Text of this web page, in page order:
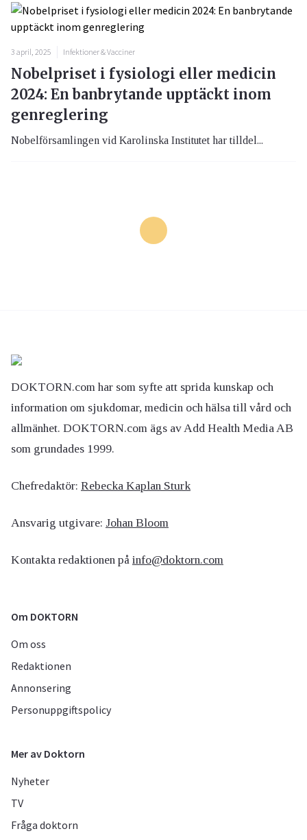
3 april, 2025 Infektioner & Vacciner
Nobelpriset i fysiologi eller medicin
2024: En banbrytande upptäckt inom
genreglering
Nobelförsamlingen vid Karolinska Institutet har tilldel...
DOKTORN.com har som syfte att sprida kunskap och
information om sjukdomar, medicin och hälsa till vård och
allmänhet. DOKTORN.com ägs av Add Health Media AB
som grundades 1999.
Chefredaktör: Rebecka Kaplan Sturk
Ansvarig utgivare: Johan Bloom
Kontakta redaktionen på info@doktorn.com
Om DOKTORN
Om oss
Redaktionen
Annonsering
Personuppgiftspolicy
Mer av Doktorn
Nyheter
TV
Fråga doktorn